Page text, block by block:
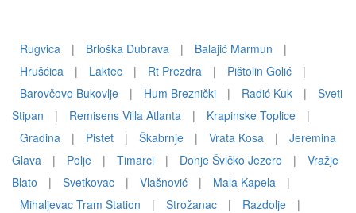
Rugvica | Brloška Dubrava | Balajić Marmun
|
Hrušćica
| Laktec | Rt Prezdra | Pištolin Golić
|
Barovčovo Bukovlje
| Hum Breznički | Radić Kuk |
Sveti
Stipan
| Remisens Villa Atlanta | Krapinske Toplice
|
Gradina
| Pistet | Škabrnje | Vrata Kosa |
Jeremina
Glava
| Polje | Timarci | Donje Švičko Jezero |
Vražje
Blato
| Svetkovac | Vlašnović | Mala Kapela
|
Mihaljevac Tram Station
| Strožanac | Razdolje
|